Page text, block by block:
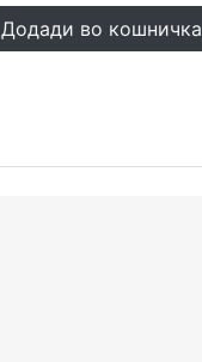
Додади во кошничка